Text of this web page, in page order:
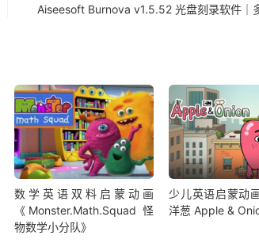
Aiseesoft Burnova v1.5.52 光盘刻录软件｜
数学英语双料启蒙动画
《Monster.Math.Squad 怪
物数学小分队》
少儿英语启蒙动
洋葱 Apple &